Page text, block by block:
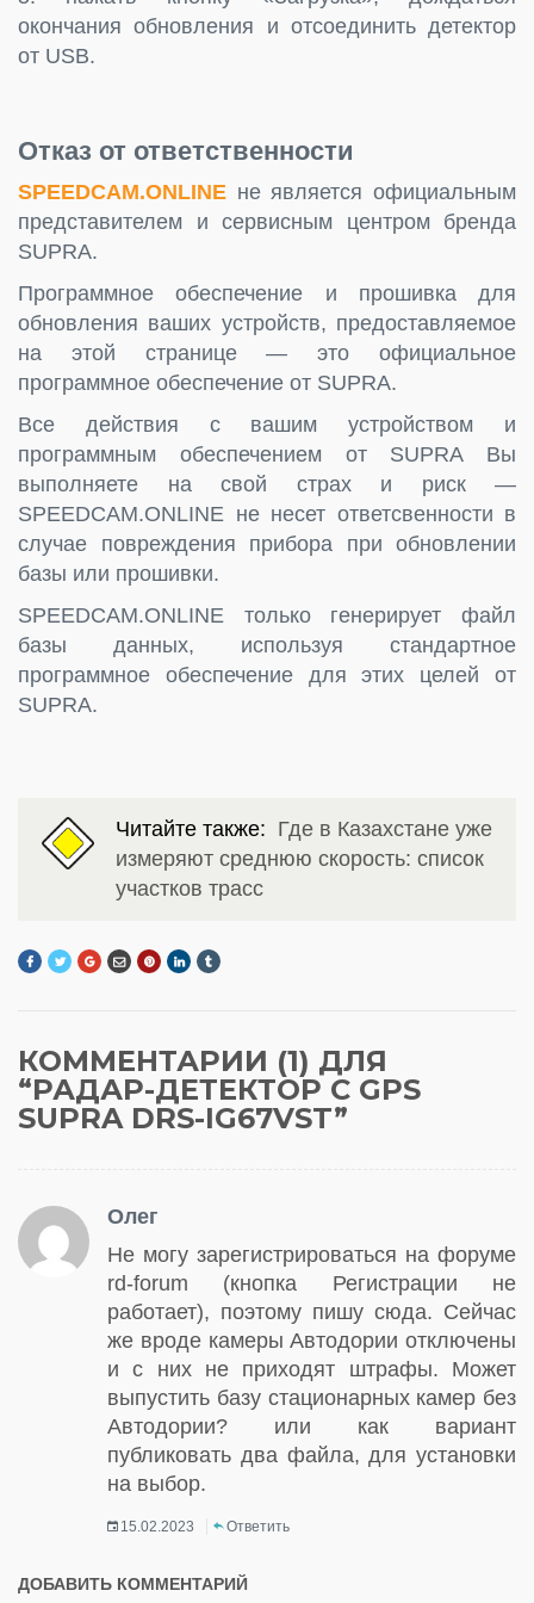
окончания обновления и отсоединить детектор
от USB.
Отказ от ответственности
SPEEDCAM.ONLINE не является официальным
представителем и сервисным центром бренда
SUPRA.
Программное обеспечение и прошивка для
обновления ваших устройств, предоставляемое
на этой странице — это официальное
программное обеспечение от SUPRA.
Все действия с вашим устройством и
программным обеспечением от SUPRA Вы
выполняете на свой страх и риск —
SPEEDCAM.ONLINE не несет ответсвенности в
случае повреждения прибора при обновлении
базы или прошивки.
SPEEDCAM.ONLINE только генерирует файл
базы данных, используя стандартное
программное обеспечение для этих целей от
SUPRA.
Читайте также: Где в Казахстане уже
измеряют среднюю скорость: список
участков трасс
КОММЕНТАРИИ (1) ДЛЯ
“РАДАР-ДЕТЕКТОР С GPS
SUPRA DRS-IG67VST”
Олег
Не могу зарегистрироваться на форуме
rd-forum (кнопка Регистрации не
работает), поэтому пишу сюда. Сейчас
же вроде камеры Автодории отключены
и с них не приходят штрафы. Может
выпустить базу стационарных камер без
Автодории? или как вариант
публиковать два файла, для установки
на выбор.
15.02.2023 Ответить
ДОБАВИТЬ КОММЕНТАРИЙ